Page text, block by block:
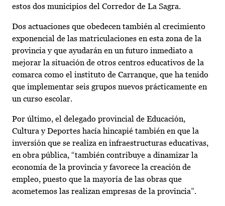
estos dos municipios del Corredor de La Sagra.
Dos actuaciones que obedecen también al crecimiento
exponencial de las matriculaciones en esta zona de la
provincia y que ayudarán en un futuro inmediato a
mejorar la situación de otros centros educativos de la
comarca como el instituto de Carranque, que ha tenido
que implementar seis grupos nuevos prácticamente en
un curso escolar.
Por último, el delegado provincial de Educación,
Cultura y Deportes hacía hincapié también en que la
inversión que se realiza en infraestructuras educativas,
en obra pública, “también contribuye a dinamizar la
economía de la provincia y favorece la creación de
empleo, puesto que la mayoría de las obras que
acometemos las realizan empresas de la provincia”.